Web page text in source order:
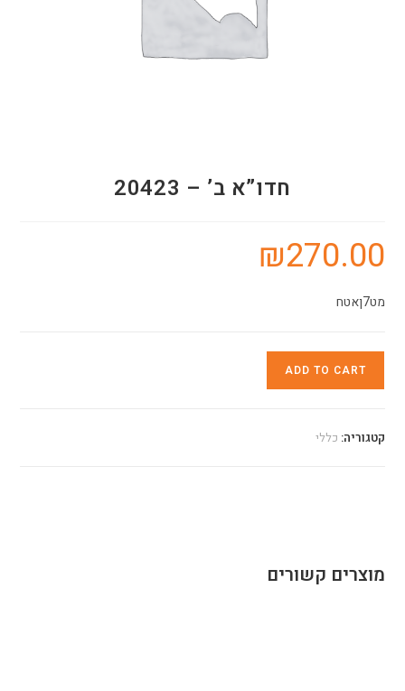
חדו”א ב’ – 20423
₪270.00
מט7ןאטח
ADD TO CART
קטגוריה: כללי
מוצרים קשורים